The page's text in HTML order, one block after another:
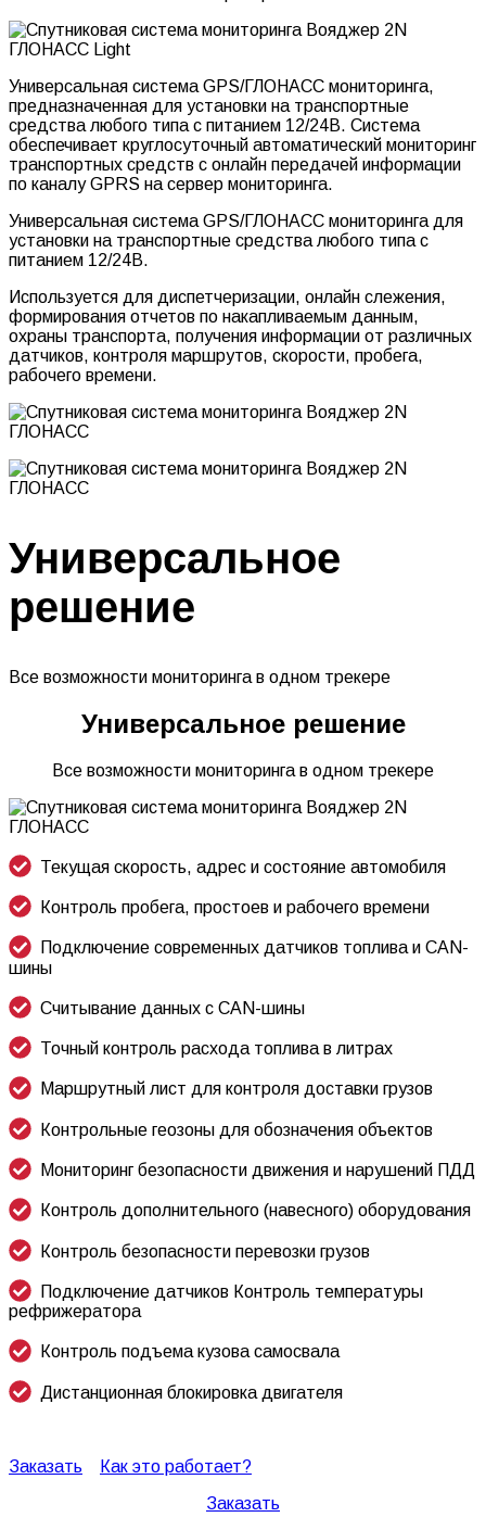
Универсальная система GPS/ГЛОНАСС мониторинга,
предназначенная для установки на транспортные
средства любого типа с питанием 12/24В. Система
обеспечивает круглосуточный автоматический мониторинг
транспортных средств с онлайн передачей информации
по каналу GPRS на сервер мониторинга.
Универсальная система GPS/ГЛОНАСС мониторинга для
установки на транспортные средства любого типа с
питанием 12/24В.
Используется для диспетчеризации, онлайн слежения,
формирования отчетов по накапливаемым данным,
охраны транспорта, получения информации от различных
датчиков, контроля маршрутов, скорости, пробега,
рабочего времени.
Универсальное
решение
Все возможности мониторинга в одном трекере
Универсальное решение
Все возможности мониторинга в одном трекере
Текущая скорость, адрес и состояние автомобиля
Контроль пробега, простоев и рабочего времени
Подключение современных датчиков топлива и CAN-
шины
Считывание данных с CAN-шины
Точный контроль расхода топлива в литрах
Маршрутный лист для контроля доставки грузов
Контрольные геозоны для обозначения объектов
Мониторинг безопасности движения и нарушений ПДД
Контроль дополнительного(навесного) оборудования
Контроль безопасности перевозки грузов
Подключение датчиков Контроль температуры
рефрижератора
Контроль подъема кузова самосвала
Дистанционная блокировка двигателя
Заказать
Как это работает?
Заказать